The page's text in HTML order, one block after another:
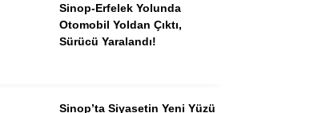
Sinop-Erfelek Yolunda
Otomobil Yoldan Çıktı,
Sürücü Yaralandı!
Sinop’ta Siyasetin Yeni Yüzü